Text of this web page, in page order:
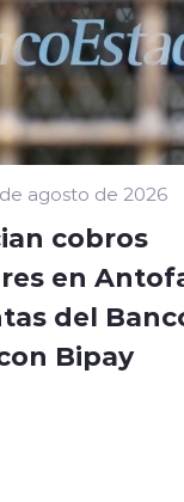
agosto de 2026
cobros
en
del
Bipay